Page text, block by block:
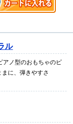
ル
アノ型のおもちゃのピ
に、弾きやすさ